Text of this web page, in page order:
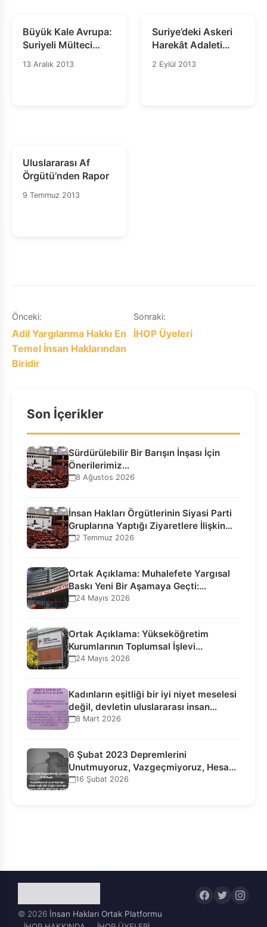
Büyük Kale Avrupa:
Suriyeli Mülteci
Utancı Ortaya Çıktı
13 Aralık 2013
Suriye’deki Askeri
Harekât Adaleti
Sağlayamaz
2 Eylül 2013
Uluslararası Af
Örgütü’nden Rapor
9 Temmuz 2013
Yazı
gezinmesi
Önceki:
Adil Yargılanma Hakkı En
Temel İnsan Haklarından
Biridir
Sonraki:
İHOP Üyeleri
Son İçerikler
Sürdürülebilir Bir Barışın İnşası İçin
Önerilerimiz…
8 Ağustos 2026
İnsan Hakları Örgütlerinin Siyasi Parti
Gruplarına Yaptığı Ziyaretlere İlişkin
Bilgilendirme…
2 Temmuz 2026
Ortak Açıklama: Muhalefete Yargısal
Baskı Yeni Bir Aşamaya Geçti:
Seçilmiş…
24 Mayıs 2026
Ortak Açıklama: Yükseköğretim
Kurumlarının Toplumsal İşlevi
Kurucularının Ticari Akıbetine
24 Mayıs 2026
Kadınların eşitliği bir iyi niyet meselesi
değil, devletin uluslararası insan…
8 Mart 2026
6 Şubat 2023 Depremlerini
Unutmuyoruz, Vazgeçmiyoruz, Hesap
Sorulmasını İstiyoruz!
16 Şubat 2026
© 2026 İnsan Hakları Ortak Platformu